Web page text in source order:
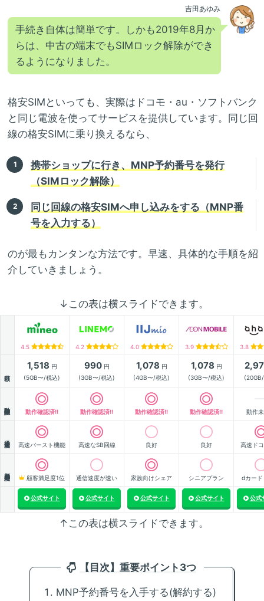
吉田あゆみ
手続き自体は簡単です。しかも2019年8月か
らは、中古の端末でもSIMロック解除ができ
るようになりました。
格安SIMといっても、実際はドコモ・au・ソフトバンク
と同じ電波を使ってサービスを提供しています。同じ回
線の格安SIMに乗り換えるなら、
携帯ショップに行き、MNP予約番号を発行
（SIMロック解除）
同じ回線の格安SIMへ申し込みをする（MNP番
号を入力する）
のが最もカンタンな方法です。早速、具体的な手順を紹
介していきましょう。
↓この表は横スライドできます。
4.5 4.2 4.0 3.9 3.8
1,518 円
(5GB〜/税込)
990円
(3GB〜/税込)
1,078 円
(4GB〜/税込)
1,078 円
(3GB〜/税込)
動作確認済!! 動作確認済!! 動作確認済!! 動作確認済!! 動作
高速バースト機能 高速なSB回線 良好 良好 高速ド
顧客満足度1位 通信速度が速い 家族向けシェア シニアプラン dカード
公式サイト 公式サイト 公式サイト 公式サイト 公式
↑この表は横スライドできます。
【目次】重要ポイント3つ
MNP予約番号を入手する(解約する)